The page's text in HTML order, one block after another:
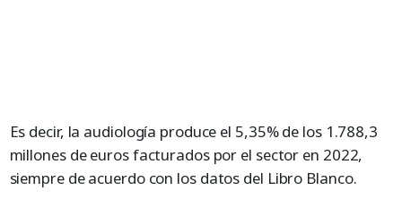
Es decir, la audiología produce el 5,35% de los 1.788,3
millones de euros facturados por el sector en 2022,
siempre de acuerdo con los datos del Libro Blanco.